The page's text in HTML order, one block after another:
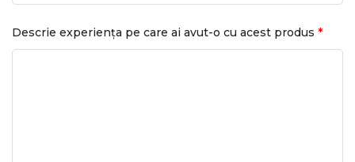
Descrie experiența pe care ai avut-o cu acest produs *